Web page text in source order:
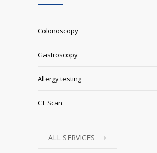
Colonoscopy
Gastroscopy
Allergy testing
CT Scan
ALL SERVICES